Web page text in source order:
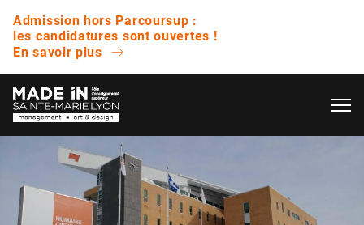
Admission hors Parcoursup :
les candidatures sont ouvertes !
En savoir plus
L’ÉCOLE
VIE ÉTUDIANTE
QUESTIONS FRÉQUENTES